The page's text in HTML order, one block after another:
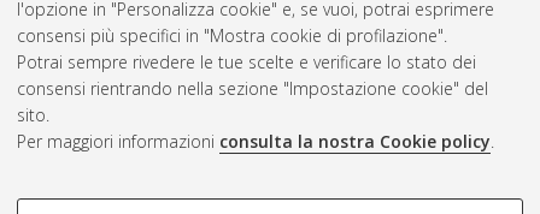
l'opzione in "Personalizza cookie" e, se vuoi, potrai esprimere
consensi più specifici in "Mostra cookie di profilazione".
Potrai sempre rivedere le tue scelte e verificare lo stato dei
consensi rientrando nella sezione "Impostazione cookie" del
sito.
Per maggiori informazioni consulta la nostra Cookie policy.
COOKIE DI PROFILAZIONE -
Rss 2.0
ISSN: 2038-7946
Impostazioni Cookie